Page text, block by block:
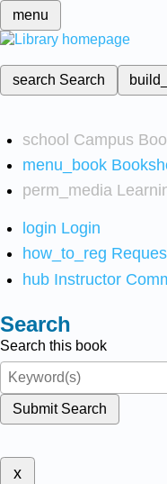
menu
search Search
school Campus
menu_book
perm_media
login Login
how_to_reg
hub Instructor
Search
Search this book
Submit Search
x